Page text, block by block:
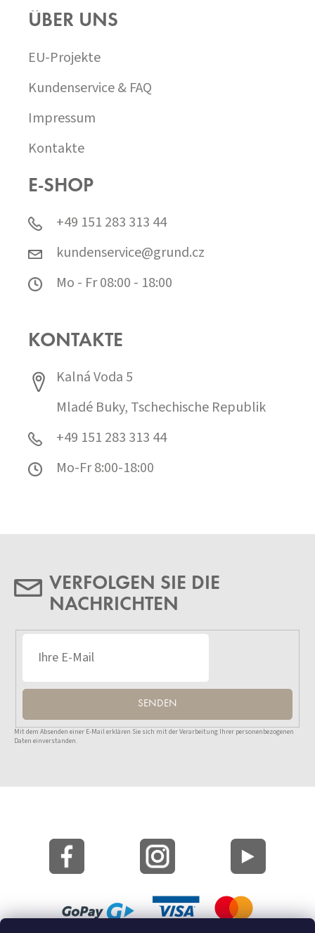
ÜBER UNS
EU-Projekte
Kundenservice & FAQ
Impressum
Kontakte
E-SHOP
+49 151 283 313 44
kundenservice@grund.cz
Mo - Fr 08:00 - 18:00
KONTAKTE
Kalná Voda 5
Mladé Buky, Tschechische Republik
+49 151 283 313 44
Mo-Fr 8:00-18:00
VERFOLGEN SIE DIE
NACHRICHTEN
SENDEN
Mit dem Absenden einer E-Mail erklären Sie sich mit der Verarbeitung Ihrer personenbezogenen
Daten einverstanden.